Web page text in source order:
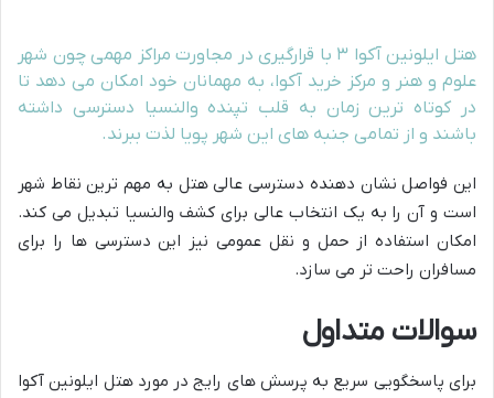
هتل ایلونین آکوا ۳ با قرارگیری در مجاورت مراکز مهمی چون شهر
علوم و هنر و مرکز خرید آکوا، به مهمانان خود امکان می دهد تا
در کوتاه ترین زمان به قلب تپنده والنسیا دسترسی داشته
باشند و از تمامی جنبه های این شهر پویا لذت ببرند.
این فواصل نشان دهنده دسترسی عالی هتل به مهم ترین نقاط شهر
است و آن را به یک انتخاب عالی برای کشف والنسیا تبدیل می کند.
امکان استفاده از حمل و نقل عمومی نیز این دسترسی ها را برای
مسافران راحت تر می سازد.
سوالات متداول
برای پاسخگویی سریع به پرسش های رایج در مورد هتل ایلونین آکوا